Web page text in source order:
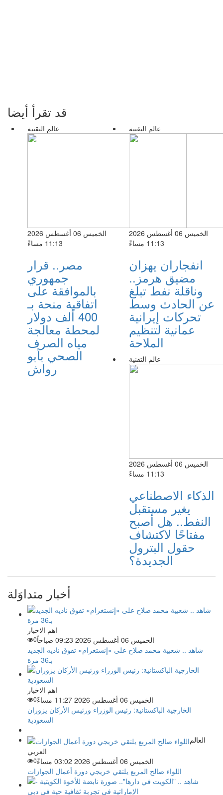
قد تقرأ أيضا
عالم التقنية
الخميس 06 أغسطس 2026
11:13 مساءً
مصر.. قرار
جمهوري
بالموافقة على
اتفاقية منحة بـ
400 ألف دولار
لمحطة معالجة
مياه الصرف
الصحي بأبو
رواش
عالم التقنية
الخميس 06 أغسطس 2026
11:13 مساءً
انفجاران يهزان
مضيق هرمز..
وناقلة نفط تبلغ
عن الحادث وسط
تحركات إيرانية
عمانية لتنظيم
الملاحة
عالم التقنية
الخميس 06 أغسطس 2026
11:13 مساءً
الذكاء الاصطناعي
يغير مستقبل
النفط.. هل أصبح
مفتاحًا لاكتشاف
حقول البترول
الجديدة؟
أخبار متداوَلة
اهم الاخبار
الخميس 06 أغسطس 2026 09:23 صباحاً
0
شاهد .. شعبية محمد صلاح على «إنستغرام» تفوق ناديه الجديد
بـ36 مرة
اهم الاخبار
الخميس 06 أغسطس 2026 11:27 مساءً
0
الخارجية الباكستانية: رئيس الوزراء ورئيس الأركان يزوران
السعودية
العالم
العربي
الخميس 06 أغسطس 2026 03:02 مساءً
0
اللواء صالح المربع يلتقي خريجي دورة أعمال الجوازات